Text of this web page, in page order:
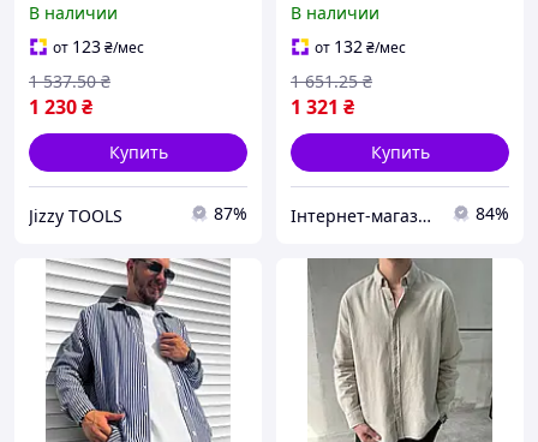
SuperDry с короткими
рукавами и
качественным
материалом
В наличии
от 123₴/мес
1 230₴
1 537.50 ₴
Купить
Jizzy TOOLS 87%
легкого дышащего
материала мужская
В наличии
от 132₴/мес
1 321 ₴
1 651.25 ₴
Купить
Інтернет-магазин MEGA TOOLS 84%